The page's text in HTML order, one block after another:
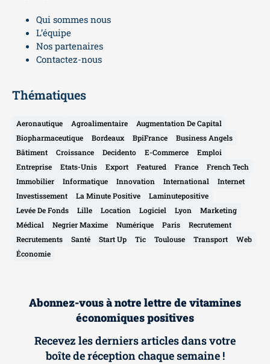
Qui sommes nous
L’équipe
Nos partenaires
Contactez-nous
Thématiques
Aeronautique Agroalimentaire
Augmentation De Capital
Biopharmaceutique
Bordeaux BpiFrance
Business Angels
Bâtiment
Croissance Decidento E-Commerce
Emploi
Entreprise
Etats-Unis Export Featured France
French Tech
Immobilier
Informatique Innovation International
Internet
Investissement
La Minute Positive
Laminutepositive
Levée De Fonds
Lille Location Logiciel Lyon
Marketing
Médical
Negrier Maxime Numérique Paris
Recrutement
Recrutements
Santé Start Up Tic Toulouse Transport
Web
Économie
Abonnez-vous à notre lettre de vitamines
économiques positives
Recevez les derniers articles dans votre
boîte de réception chaque semaine !